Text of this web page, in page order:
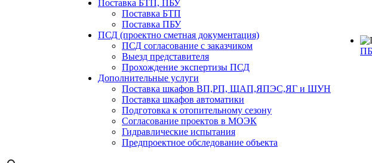
Поставка БТП, ПБУ
Поставка БТП
Поставка ПБУ
ПСД (проектно сметная документация)
ПСД согласование с заказчиком
Выезд представителя
Прохождение экспертизы ПСД
Дополнительные услуги
Поставка шкафов ВП,РП, ЩАП,ЯПЭС,ЯГ и ШУН
Поставка шкафов автоматики
Подготовка к отопительному сезону
Согласование проектов в МОЭК
Гидравлические испытания
Предпроектное обследование объекта